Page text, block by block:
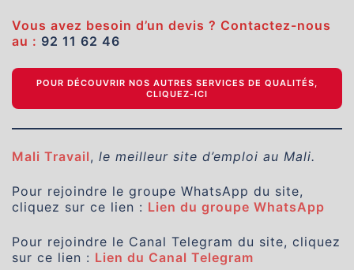
Vous avez besoin d’un devis ? Contactez-nous
au : 92 11 62 46
POUR DÉCOUVRIR NOS AUTRES SERVICES DE QUALITÉS,
CLIQUEZ-ICI
Mali Travail, le meilleur site d’emploi au Mali.
Pour rejoindre le groupe WhatsApp du site,
cliquez sur ce lien : Lien du groupe WhatsApp
Pour rejoindre le Canal Telegram du site, cliquez
sur ce lien : Lien du Canal Telegram